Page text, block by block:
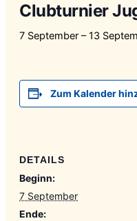
Clubturnier
7 September –13
Zum Kalender
DETAILS
Beginn:
7 September
Ende: